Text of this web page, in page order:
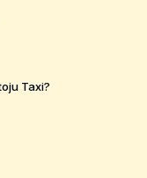
Taxi?